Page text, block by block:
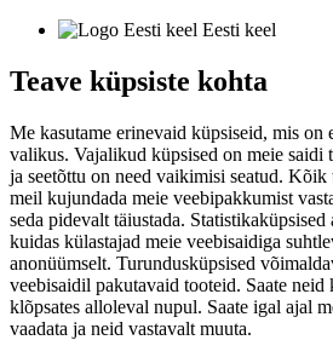
Eesti keel
Teave küpsiste kohta
Me kasutame erinevaid küpsiseid, mis on
valikus. Vajalikud küpsised on meie saidi
ja seetõttu on need vaikimisi seatud. Kõik
meil kujundada meie veebipakkumist
seda pidevalt täiustada.
kuidas külastajad meie veebisaidiga
anonüümselt. Turundusküpsised
veebisaidil pakutavaid tooteid. Saate neid
klõpsates alloleval nupul. Saate igal ajal
vaadata ja neid vastavalt muuta.